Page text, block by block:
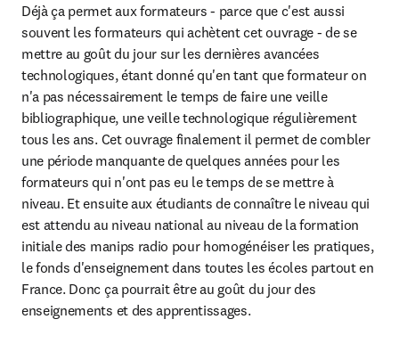
Déjà ça permet aux formateurs - parce que c'est aussi
souvent les formateurs qui achètent cet ouvrage - de se
mettre au goût du jour sur les dernières avancées
technologiques, étant donné qu'en tant que formateur on
n'a pas nécessairement le temps de faire une veille
bibliographique, une veille technologique régulièrement
tous les ans. Cet ouvrage finalement il permet de combler
une période manquante de quelques années pour les
formateurs qui n'ont pas eu le temps de se mettre à
niveau. Et ensuite aux étudiants de connaître le niveau qui
est attendu au niveau national au niveau de la formation
initiale des manips radio pour homogénéiser les pratiques,
le fonds d'enseignement dans toutes les écoles partout en
France. Donc ça pourrait être au goût du jour des
enseignements et des apprentissages.